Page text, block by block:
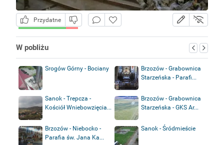
Przydatne
W pobliżu
Srogów Górny - Bociany
Brzozów - Grabownica
Starzeńska - Parafi...
Sanok - Trepcza -
Kościół Wniebowzięcia...
Brzozów - Grabownica
Starzeńska - GKS Ar...
Brzozów - Niebocko -
Parafia św. Jana Ka...
Sanok - Śródmieście